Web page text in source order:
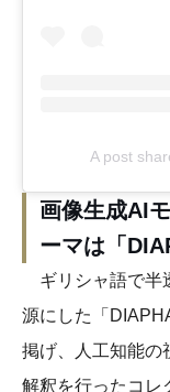
A post
画像生成AI
ーマは「
ギリシャ語で半
源にした「
掲げ、人工知能の
解釈を行ったコレ